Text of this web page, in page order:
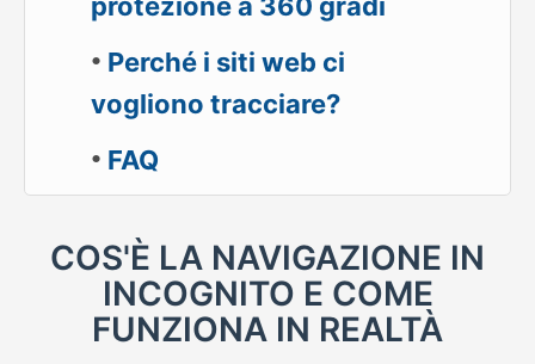
Perché i siti web ci
vogliono tracciare?
FAQ
COS'È LA NAVIGAZIONE IN
INCOGNITO E COME
FUNZIONA IN REALTÀ